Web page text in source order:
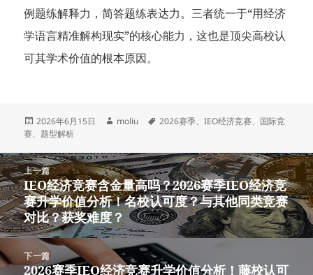
例题练解释力，简答题练表达力。三者统一于“用经济
学语言精准解构现实”的核心能力，这也是顶尖高校认
可其学术价值的根本原因。
发
布
2026年6月15日
作
moliu
标
2026赛季、IEO经济竞赛、 国际竞
赛、 题型解析
文
章
导
航
上一篇
上
篇
文
章：
IEO经济竞赛含金量高吗？2026赛季IEO经济竞
赛升学价值分析！名校认可度？与其他同类竞赛
对比？获奖难度？
下一篇
下
2026赛季IEO经济竞赛升学价值分析！藤校认可